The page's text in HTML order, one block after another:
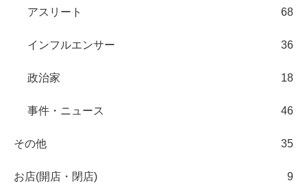
アスリート 68
インフルエンサー 36
政治家 18
事件・ニュース 46
その他 35
お店(開店・閉店) 9